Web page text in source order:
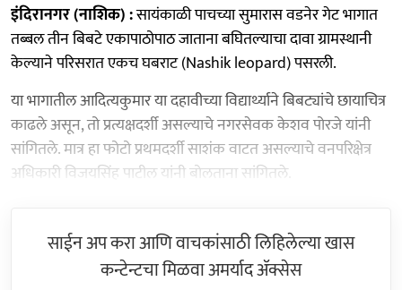
इंदिरानगर (नाशिक) :सायंकाळी पाचच्या सुमारास वडनेर गेट भागात
तब्बल तीन बिबटे एकापाठोपाठ जाताना बघितल्याचा दावा ग्रामस्थानी
केल्याने परिसरात एकच घबराट (Nashik leopard) पसरली.
या भागातील आदित्यकुमार या दहावीच्या विद्यार्थ्याने बिबट्यांचे छायाचित्र
काढले असून, तो प्रत्यक्षदर्शी असल्याचे नगरसेवक केशव पोरजे यांनी
सांगितले. मात्र हा फोटो प्रथमदर्शी साशंक वाटत असल्याचे वनपरिक्षेत्र
अधिकारी विजयसिंह पाटील यांनी बोलताना सांगितले.
साईन अप करा आणि वाचकांसाठी लिहिलेल्या खास
कन्टेन्टचा मिळवा अमर्याद ॲक्सेस